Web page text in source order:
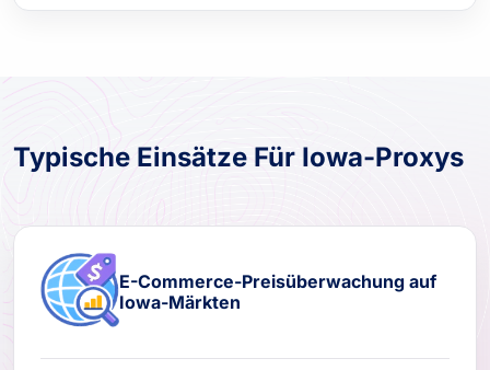
Typische Einsätze Für Iowa-Proxys
E-Commerce-Preisüberwachung auf
Iowa-Märkten